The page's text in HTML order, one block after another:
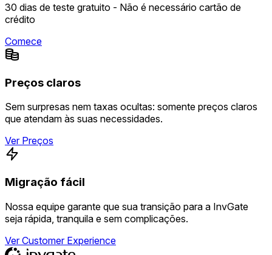
30 dias de teste gratuito - Não é necessário cartão de
crédito
Comece
Preços claros
Sem surpresas nem taxas ocultas: somente preços claros
que atendam às suas necessidades.
Ver Preços
Migração fácil
Nossa equipe garante que sua transição para a InvGate
seja rápida, tranquila e sem complicações.
Ver Customer Experience